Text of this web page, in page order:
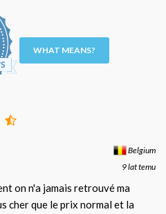
WHAT MEANS?
Belgium
9 lat temu
on n'a jamais retrouvé ma
cher que le prix normal et la